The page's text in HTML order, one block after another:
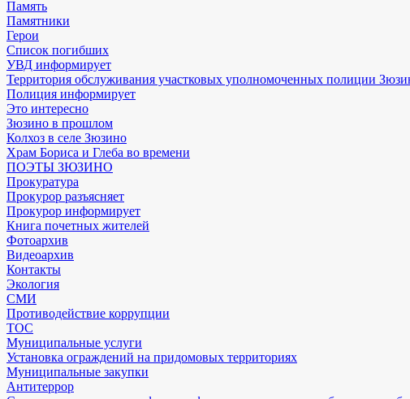
Память
Памятники
Герои
Список погибших
УВД информирует
Территория обслуживания участковых уполномоченных полиции
Полиция информирует
Это интересно
Зюзино в прошлом
Колхоз в селе Зюзино
Храм Бориса и Глеба во времени
ПОЭТЫ ЗЮЗИНО
Прокуратура
Прокурор разъясняет
Прокурор информирует
Книга почетных жителей
Фотоархив
Видеоархив
Контакты
Экология
СМИ
Противодействие коррупции
ТОС
Муниципальные услуги
Установка ограждений на придомовых территориях
Муниципальные закупки
Антитеррор